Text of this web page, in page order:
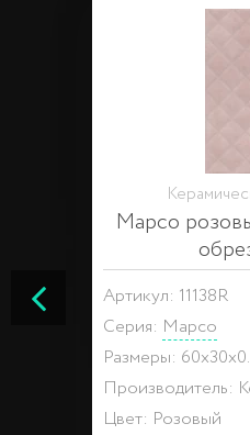
Марсо
Артикул: 11138R
Серия: Марсо
Размеры:
Производитель:
Цвет: Розовый